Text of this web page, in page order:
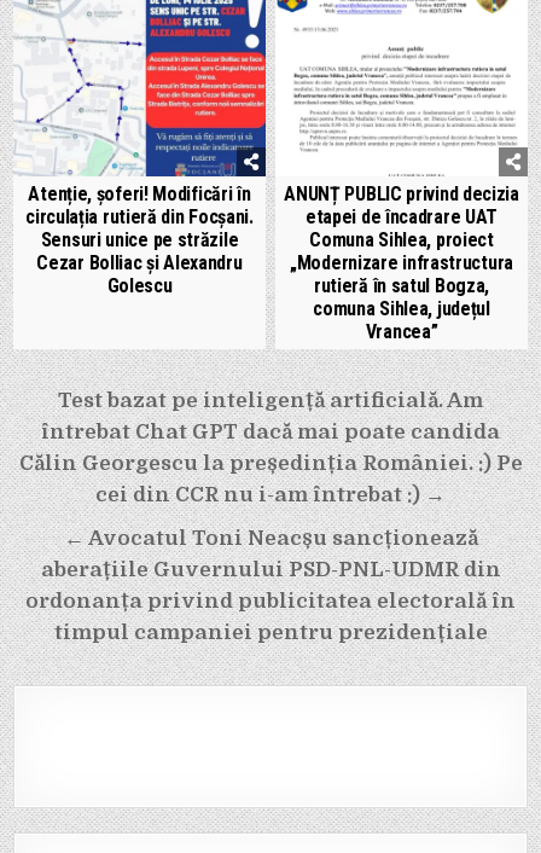
Atenție, șoferi! Modificări în
circulația rutieră din Focșani.
Sensuri unice pe străzile
Cezar Bolliac și Alexandru
Golescu
ANUNȚ PUBLIC privind decizia
etapei de încadrare UAT
Comuna Sihlea, proiect
„Modernizare infrastructura
rutieră în satul Bogza,
comuna Sihlea, județul
Vrancea”
Navigare
în
articole
Test bazat pe inteligență artificială. Am
întrebat Chat GPT dacă mai poate candida
Călin Georgescu la președinția României. :) Pe
cei din CCR nu i-am întrebat :) →
← Avocatul Toni Neacșu sancționează
aberațiile Guvernului PSD-PNL-UDMR din
ordonanța privind publicitatea electorală în
timpul campaniei pentru prezidențiale